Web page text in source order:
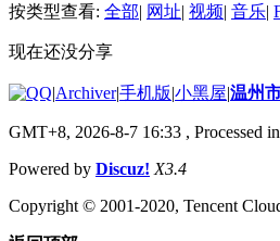
按类型查看: 全部| 网址| 视频| 音乐|
现在还没分享
|Archiver|手机版|小黑屋|温州
GMT+8, 2026-8-7 16:33 , Processed
Powered by Discuz! X3.4
Copyright © 2001-2020, Tencent